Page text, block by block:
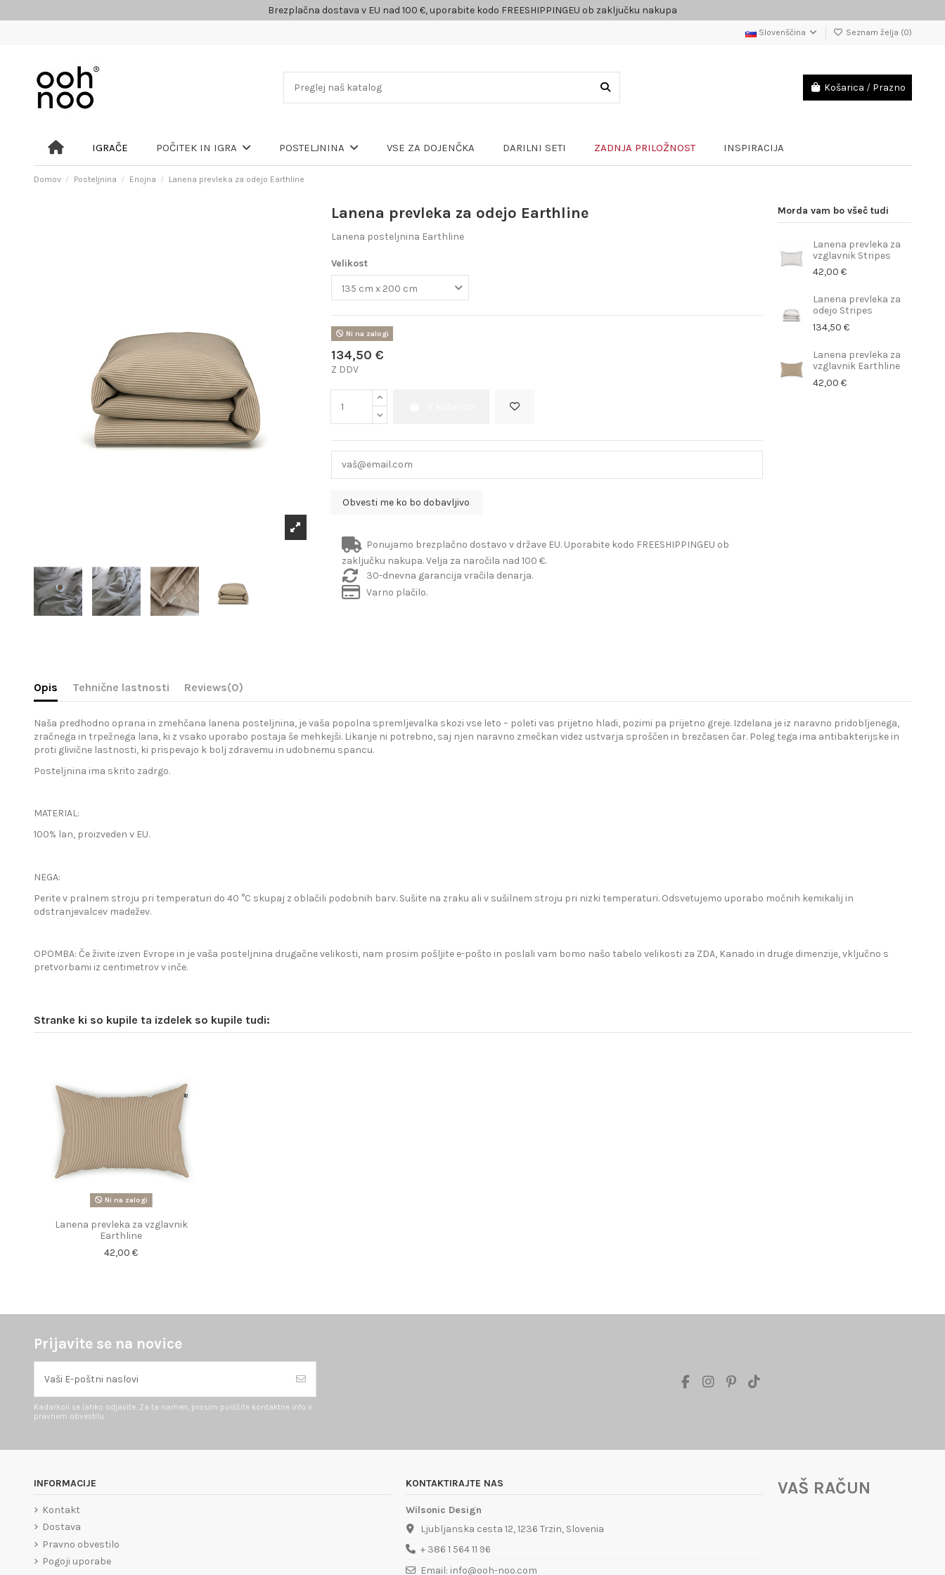
Brezplačna dostava v EU nad 100 €, uporabite kodo FREESHIPPINGEU ob zaključku nakupa
Slovenščina Seznam želja (0)
Košarica / Prazno
IGRAČE POČITEK IN IGRA POSTELJNINA VSE ZA DOJENČKA DARILNI SETI ZADNJA PRILOŽNOST INSPIRACIJA
Domov Posteljnina Enojna Lanena prevleka za odejo Earthline
Lanena prevleka za odejo Earthline
Lanena posteljnina Earthline
Velikost
Ni na zalogi
134,50 €
Z DDV
Ponujamo brezplačno dostavo v države EU. Uporabite kodo FREESHIPPINGEU ob
zaključku nakupa. Velja za naročila nad 100 €.
30-dnevna garancija vračila denarja.
Varno plačilo.
Morda vam bo všeč tudi
Lanena prevleka za
vzglavnik Stripes
42,00 €
Lanena prevleka za
odejo Stripes
134,50 €
Lanena prevleka za
vzglavnik Earthline
42,00 €
Opis Tehnične lastnosti Reviews(0)
Naša predhodno oprana in zmehčana lanena posteljnina, je vaša popolna spremljevalka skozi vse leto – poleti vas prijetno hladi, pozimi pa prijetno greje. Izdelana je iz naravno pridobljenega,
zračnega in trpežnega lana, ki z vsako uporabo postaja še mehkejši. Likanje ni potrebno, saj njen naravno zmečkan videz ustvarja sproščen in brezčasen čar. Poleg tega ima antibakterijske in
proti glivične lastnosti, ki prispevajo k bolj zdravemu in udobnemu spancu.
Posteljnina ima skrito zadrgo.
MATERIAL:
100% lan, proizveden v EU.
NEGA:
Perite v pralnem stroju pri temperaturi do 40 °C skupaj z oblačili podobnih barv. Sušite na zraku ali v sušilnem stroju pri nizki temperaturi. Odsvetujemo uporabo močnih kemikalij in
odstranjevalcev madežev.
OPOMBA: Če živite izven Evrope in je vaša posteljnina drugačne velikosti, nam prosim pošljite e-pošto in poslali vam bomo našo tabelo velikosti za ZDA, Kanado in druge dimenzije, vključno s
pretvorbami iz centimetrov v inče.
Stranke ki so kupile ta izdelek so kupile tudi:
Ni na zalogi
Lanena prevleka za vzglavnik
Earthline
42,00 €
Prijavite se na novice
Kadarkoli se lahko odjavite. Za ta namen, prosim poiščite kontaktne info v
pravnem obvestilu.
INFORMACIJE
Kontakt
Dostava
Pravno obvestilo
Pogoji uporabe
KONTAKTIRAJTE NAS
Wilsonic Design
Ljubljanska cesta 12, 1236 Trzin, Slovenia
+ 386 1 564 11 96
Email: info@ooh-noo.com
VAŠ RAČUN